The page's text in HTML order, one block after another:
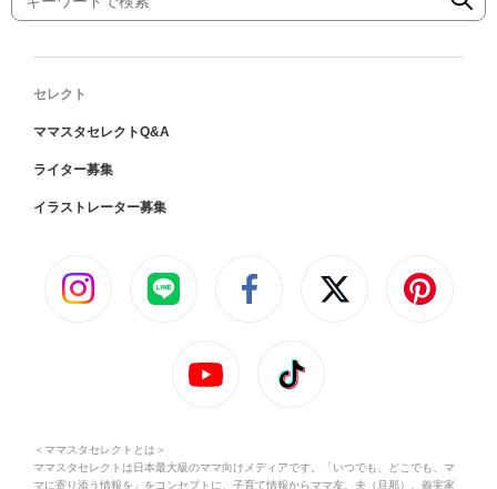
セレクト
ママスタセレクトQ&A
ライター募集
イラストレーター募集
＜ママスタセレクトとは＞
ママスタセレクトは日本最大級のママ向けメディアです。「いつでも、どこでも、マ
マに寄り添う情報を」をコンセプトに、子育て情報からママ友、夫（旦那）、義実家